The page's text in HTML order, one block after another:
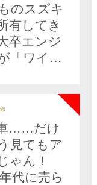
のスズキ
有してき
卒エンジ
「ワイド
……だけ
見てもア
ゃん！
代に売ら